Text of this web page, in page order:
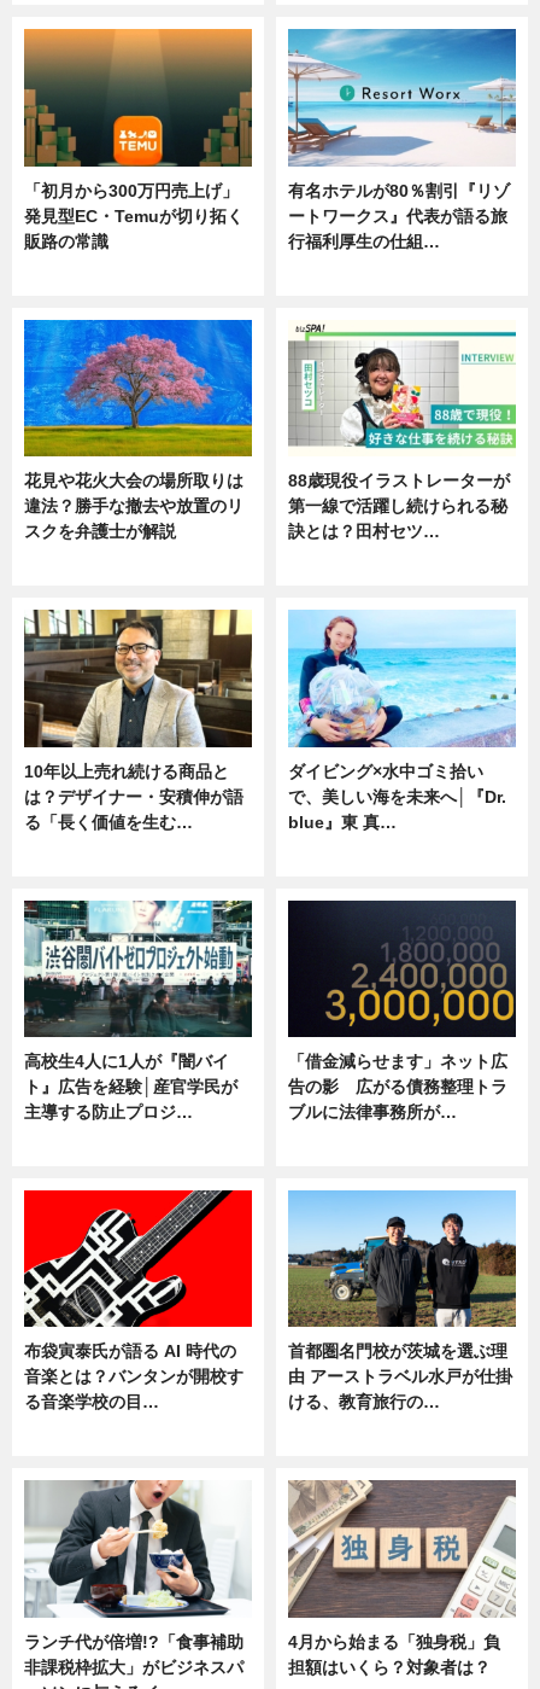
「初月から300万円売上げ」
発見型EC・Temuが切り拓く
販路の常識
有名ホテルが80％割引『リゾ
ートワークス』代表が語る旅
行福利厚生の仕組…
花見や花火大会の場所取りは
違法？勝手な撤去や放置のリ
スクを弁護士が解説
88歳現役イラストレーターが
第一線で活躍し続けられる秘
訣とは？田村セツ…
10年以上売れ続ける商品と
は？デザイナー・安積伸が語
る「長く価値を生む…
ダイビング×水中ゴミ拾い
で、美しい海を未来へ│『Dr.
blue』東 真…
高校生4人に1人が『闇バイ
ト』広告を経験│産官学民が
主導する防止プロジ…
「借金減らせます」ネット広
告の影 広がる債務整理トラ
ブルに法律事務所が…
布袋寅泰氏が語る AI 時代の
音楽とは？バンタンが開校す
る音楽学校の目…
首都圏名門校が茨城を選ぶ理
由 アーストラベル水戸が仕掛
ける、教育旅行の…
ランチ代が倍増!?「食事補助
非課税枠拡大」がビジネスパ
4月から始まる「独身税」負
担額はいくら？対象者は？